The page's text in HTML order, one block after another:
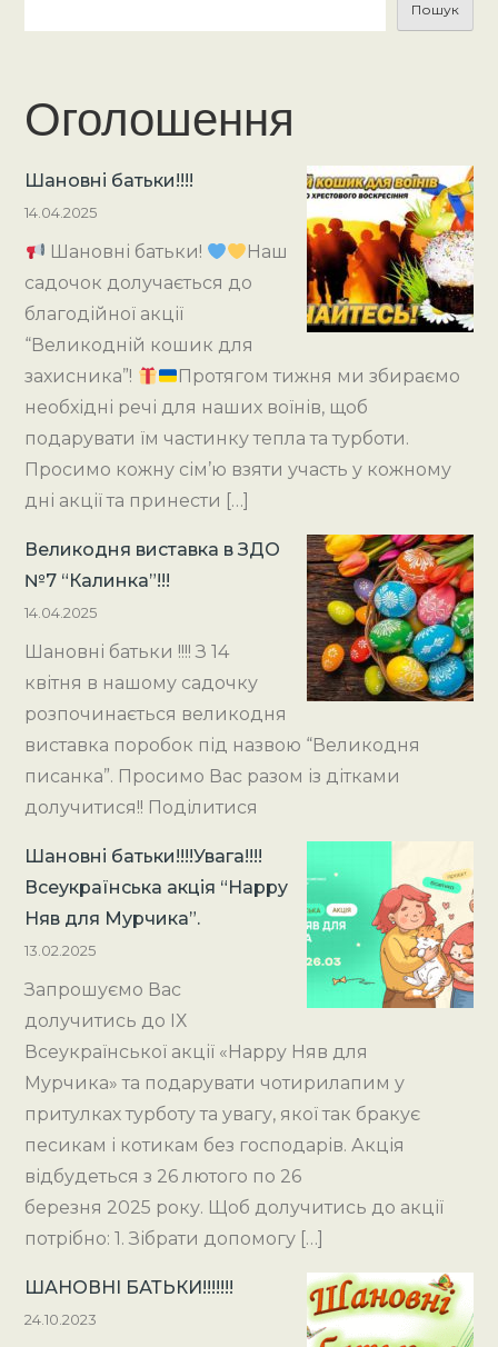
Пошук
Оголошення
Шановні батьки!!!!
14.04.2025
Шановні батьки!
Наш
садочок долучається до
благодійної акції
“Великодній кошик для
захисника”!
Протягом тижня ми збираємо
необхідні речі для наших воїнів, щоб
подарувати їм частинку тепла та турботи.
Просимо кожну сім’ю взяти участь у кожному
дні акції та принести […]
Великодня виставка в ЗДО
№7 “Калинка”!!!
14.04.2025
Шановні батьки !!!! З 14
квітня в нашому садочку
розпочинається великодня
виставка поробок під назвою “Великодня
писанка”. Просимо Вас разом із дітками
долучитися!! Поділитися
Шановні батьки!!!!Увага!!!!
Всеукраїнська акція “Happy
Няв для Мурчика”.
13.02.2025
Запрошуємо Вас
долучитись до ІХ
Всеукраїнської акції «Happy Няв для
Мурчика» та подарувати чотирилапим у
притулках турботу та увагу, якої так бракує
песикам і котикам без господарів. Акція
відбудеться з 26 лютого по 26
березня 2025 року. Щоб долучитись до акції
потрібно: 1. Зібрати допомогу […]
ШАНОВНІ БАТЬКИ!!!!!!!
24.10.2023